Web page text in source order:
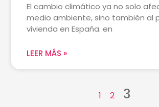
El cambio climático ya no solo
medio ambiente, sino también al
vivienda en España. en
LEER MÁS »
1 2
3